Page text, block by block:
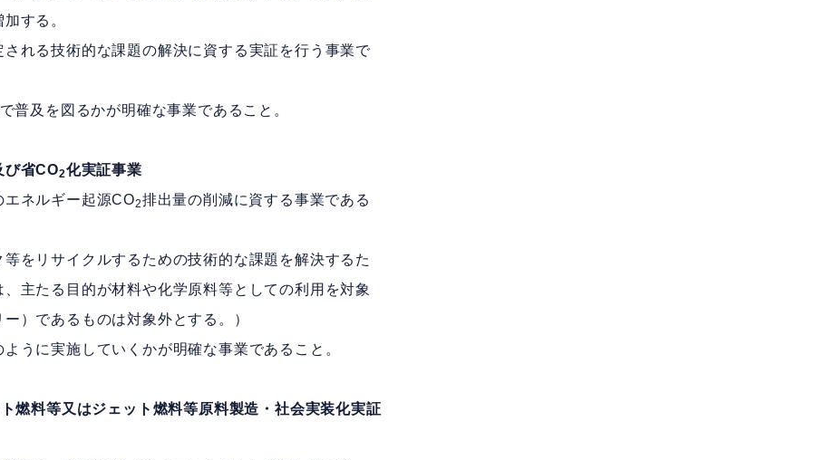
する。
れる技術的な課題の解決に資する実証を行う事業で
及を図るかが明確な事業であること。
び省CO2化実証事業
ネルギー起源CO2排出量の削減に資する事業である
をリサイクルするための技術的な課題を解決するた
主たる目的が材料や化学原料等としての利用を対象
）であるものは対象外とする。）
うに実施していくかが明確な事業であること。
燃料等又はジェット燃料等原料製造・社会実装化実証